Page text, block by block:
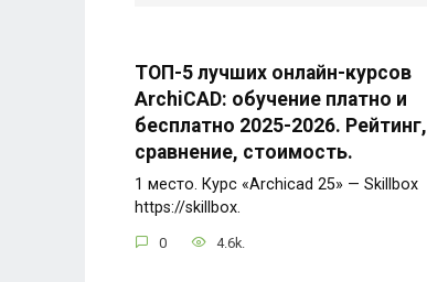
ТОП-5 лучших онлайн-курсов
ArchiCAD: обучение платно и
бесплатно 2025-2026. Рейтинг,
сравнение, стоимость.
1 место. Курс «Archicad 25» — Skillbox
https://skillbox.
0 4.6k.